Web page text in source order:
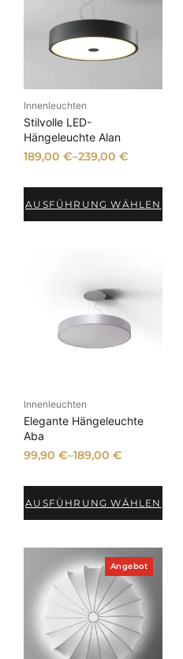
Innenleuchten
Stilvolle LED-
Hängeleuchte Alan
189,00€–239,00€
AUSFÜHRUNG WÄHLEN
Innenleuchten
Elegante Hängeleuchte
Aba
99,90€–189,00€
AUSFÜHRUNG WÄHLEN
AngebotP
r